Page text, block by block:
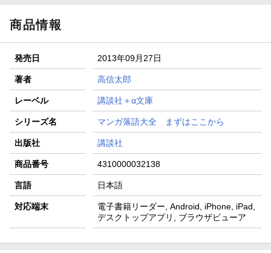
商品情報
発売日 2013年09月27日
著者 高信太郎
レーベル 講談社＋α文庫
シリーズ名 マンガ落語大全 まずはここから
出版社 講談社
商品番号 4310000032138
言語 日本語
対応端末
電子書籍リーダー, Android, iPhone, iPad,
デスクトップアプリ, ブラウザビューア